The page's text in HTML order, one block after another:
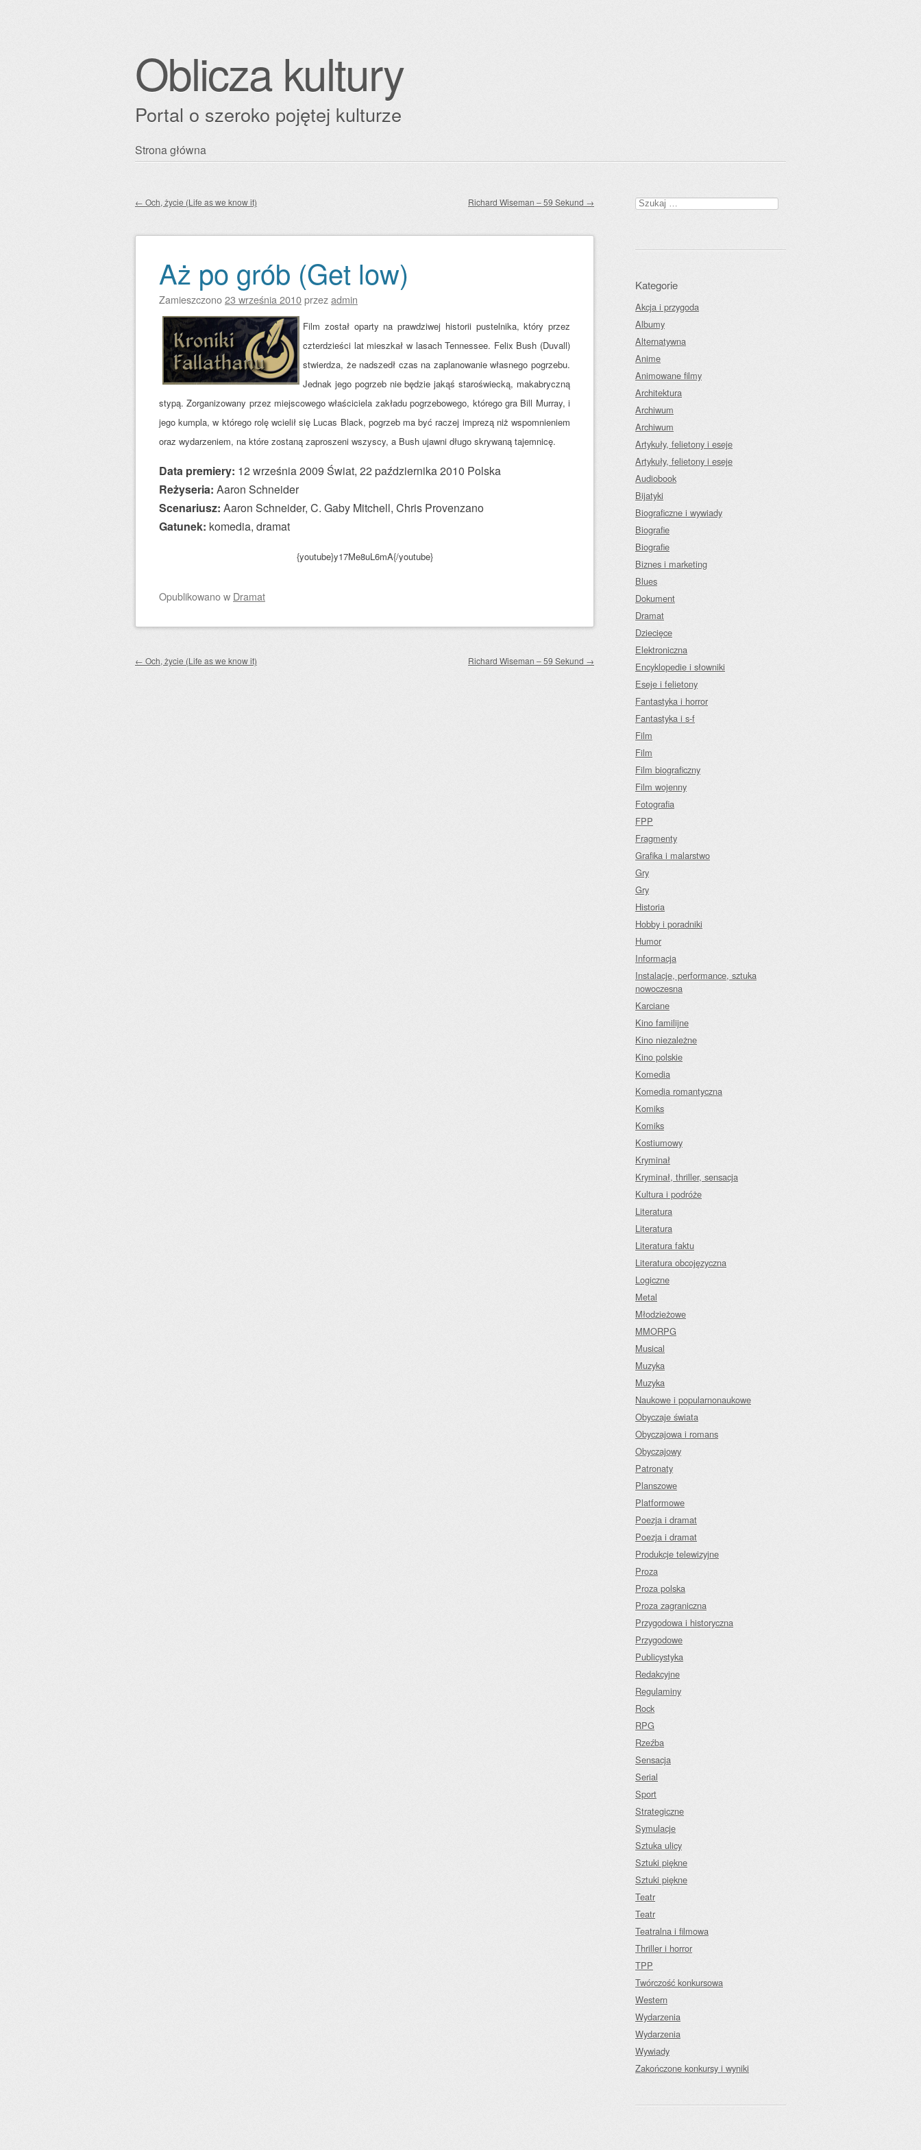
Oblicza kultury
Portal o szeroko pojętej kulturze
Przejdź
Strona główna
Zobacz wpisy
← Och, życie (Life as we know it) Richard Wiseman – 59 Sekund →
Aż po grób (Get low)
Zamieszczono23 września 2010przezadmin
Film został oparty na prawdziwej historii pustelnika, który przez
czterdzieści lat mieszkał w lasach Tennessee. Felix Bush (Duvall)
stwierdza, że nadszedł czas na zaplanowanie własnego pogrzebu.
Jednak jego pogrzeb nie będzie jakąś staroświecką, makabryczną
stypą. Zorganizowany przez miejscowego właściciela zakładu pogrzebowego, którego gra Bill Murray, i
jego kumpla, w którego rolę wcielił się Lucas Black, pogrzeb ma być raczej imprezą niż wspomnieniem
oraz wydarzeniem, na które zostaną zaproszeni wszyscy, a Bush ujawni długo skrywaną tajemnicę.
Data premiery: 12 września 2009 Świat, 22 października 2010 Polska
Reżyseria: Aaron Schneider
Scenariusz: Aaron Schneider, C. Gaby Mitchell, Chris Provenzano
Gatunek: komedia, dramat
{youtube}y17Me8uL6mA{/youtube}
Opublikowanow Dramat
Zobacz wpisy
← Och, życie (Life as we know it) Richard Wiseman – 59 Sekund →
Szukaj:
Kategorie
Akcja i przygoda
Albumy
Alternatywna
Anime
Animowane filmy
Architektura
Archiwum
Archiwum
Artykuły, felietony i eseje
Artykuły, felietony i eseje
Audiobook
Bijatyki
Biograficzne i wywiady
Biografie
Biografie
Biznes i marketing
Blues
Dokument
Dramat
Dziecięce
Elektroniczna
Encyklopedie i słowniki
Eseje i felietony
Fantastyka i horror
Fantastyka i s-f
Film
Film
Film biograficzny
Film wojenny
Fotografia
FPP
Fragmenty
Grafika i malarstwo
Gry
Gry
Historia
Hobby i poradniki
Humor
Informacja
Instalacje, performance, sztuka
nowoczesna
Karciane
Kino familijne
Kino niezależne
Kino polskie
Komedia
Komedia romantyczna
Komiks
Komiks
Kostiumowy
Kryminał
Kryminał, thriller, sensacja
Kultura i podróże
Literatura
Literatura
Literatura faktu
Literatura obcojęzyczna
Logiczne
Metal
Młodzieżowe
MMORPG
Musical
Muzyka
Muzyka
Naukowe i popularnonaukowe
Obyczaje świata
Obyczajowa i romans
Obyczajowy
Patronaty
Planszowe
Platformowe
Poezja i dramat
Poezja i dramat
Produkcje telewizyjne
Proza
Proza polska
Proza zagraniczna
Przygodowa i historyczna
Przygodowe
Publicystyka
Redakcyjne
Regulaminy
Rock
RPG
Rzeźba
Sensacja
Serial
Sport
Strategiczne
Symulacje
Sztuka ulicy
Sztuki piękne
Sztuki piękne
Teatr
Teatr
Teatralna i filmowa
Thriller i horror
TPP
Twórczość konkursowa
Western
Wydarzenia
Wydarzenia
Wywiady
Zakończone konkursy i wyniki